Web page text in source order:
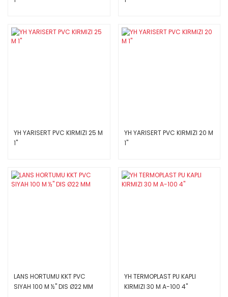
YH YARISERT PVC KIRMIZI 25 M
1''
YH YARISERT PVC KIRMIZI 20 M
1''
LANS HORTUMU KKT PVC
SIYAH 100 M ½'' DIS Ø22 MM
YH TERMOPLAST PU KAPLI
KIRMIZI 30 M A-100 4''